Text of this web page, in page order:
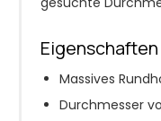
Eigenschaften
Massives
Durchmesser